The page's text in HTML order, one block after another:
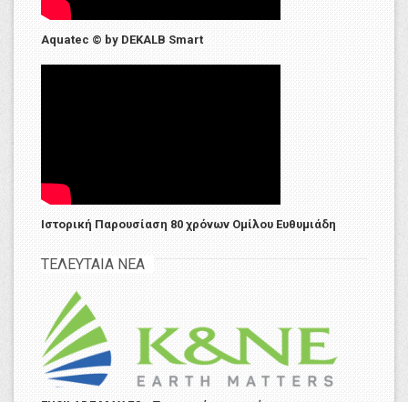
Aquatec © by DEKALB Smart
Ιστορική Παρουσίαση 80 χρόνων Ομίλου Ευθυμιάδη
ΤΕΛΕΥΤΑΙΑ ΝΕΑ